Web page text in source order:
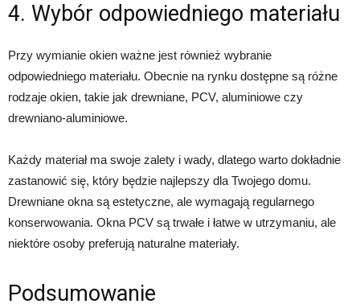
4. Wybór odpowiedniego materiału
Przy wymianie okien ważne jest również wybranie
odpowiedniego materiału. Obecnie na rynku dostępne są różne
rodzaje okien, takie jak drewniane, PCV, aluminiowe czy
drewniano-aluminiowe.
Każdy materiał ma swoje zalety i wady, dlatego warto dokładnie
zastanowić się, który będzie najlepszy dla Twojego domu.
Drewniane okna są estetyczne, ale wymagają regularnego
konserwowania. Okna PCV są trwałe i łatwe w utrzymaniu, ale
niektóre osoby preferują naturalne materiały.
Podsumowanie